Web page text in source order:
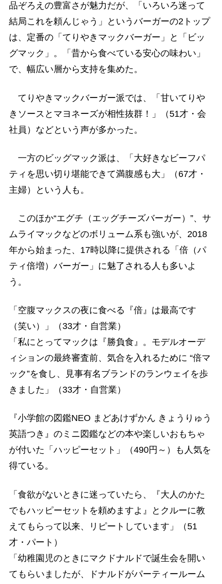
品ぞろえの豊富さが魅力だが、「いろいろ迷って
結局これを頼んじゃう」というバーガーの2トップ
は、定番の「てりやきマックバーガー」と「ビッ
グマック」。「昔から食べている安心の味わい」
で、幅広い層から支持を集めた。
てりやきマックバーガー派では、「甘いてりや
きソースとマヨネーズが相性抜群！」（51才・会
社員）などという声が多かった。
一方のビッグマック派は、「大好きなビーフパ
ティを思い切り堪能できて満腹感も大」（67才・
主婦）という人も。
このほか“エグチ（エッグチーズバーガー）”、サ
ムライマックなどのボリューム系も強いが、2018
年から始まった、17時以降に提供される「倍（パ
ティ倍増）バーガー」に魅了される人も多いよ
う。
「空腹マックスの夜に食べる『倍』は最高です
（笑い）」（33才・自営業）
「私にとってマックは『勝負食』。モデルオーデ
ィションの最終審査前、気合を入れるために “倍マ
ック”を食し、見事有名ブランドのランウェイを歩
きました」（33才・自営業）
『小学館の図鑑NEO まどあけずかん きょうりゅう
英語つき』のミニ図鑑などの本や楽しいおもちゃ
が付いた「ハッピーセット」（490円～）も人気を
得ている。
「食欲がないときに迷っていたら、『大人のかた
でもハッピーセットを頼めますよ』とクルーに教
えてもらって以来、リピートしています」（51
才・パート）
「幼稚園児のときにマクドナルドで誕生会を開い
てもらいましたが、ドナルドがパーティールーム